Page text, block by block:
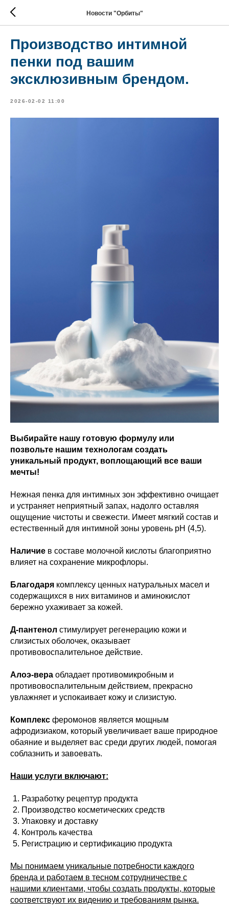
Новости "Орбиты"
Производство интимной
пенки под вашим
эксклюзивным брендом.
2026-02-02 11:00
Выбирайте нашу готовую формулу или
позвольте нашим технологам создать
уникальный продукт, воплощающий все ваши
мечты!
Нежная пенка для интимных зон эффективно очищает
и устраняет неприятный запах, надолго оставляя
ощущение чистоты и свежести. Имеет мягкий состав и
естественный для интимной зоны уровень рН (4,5).
Наличие в составе молочной кислоты благоприятно
влияет на сохранение микрофлоры.
Благодаря комплексу ценных натуральных масел и
содержащихся в них витаминов и аминокислот
бережно ухаживает за кожей.
Д-пантенол стимулирует регенерацию кожи и
слизистых оболочек, оказывает
противовоспалительное действие.
Алоэ-вера обладает противомикробным и
противовоспалительным действием, прекрасно
увлажняет и успокаивает кожу и слизистую.
Комплекс феромонов является мощным
афродизиаком, который увеличивает ваше природное
обаяние и выделяет вас среди других людей, помогая
соблазнить и завоевать.
Наши услуги включают:
Разработку рецептур продукта
Производство косметических средств
Упаковку и доставку
Контроль качества
Регистрацию и сертификацию продукта
Мы понимаем уникальные потребности каждого
бренда и работаем в тесном сотрудничестве с
нашими клиентами, чтобы создать продукты, которые
соответствуют их видению и требованиям рынка.